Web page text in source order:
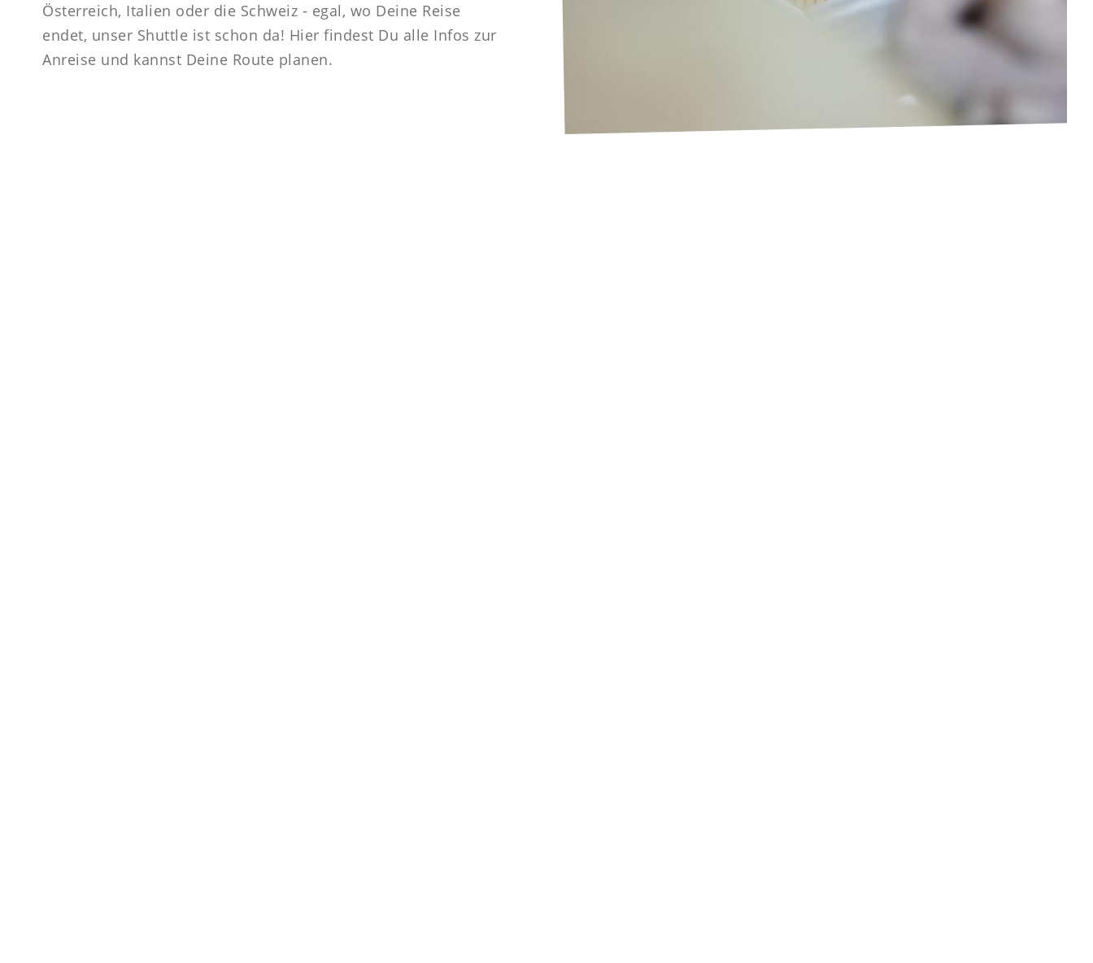
Österreich, Italien oder die Schweiz - egal, wo Deine Reise
endet, unser Shuttle ist schon da! Hier findest Du alle Infos zur
Anreise und kannst Deine Route planen.